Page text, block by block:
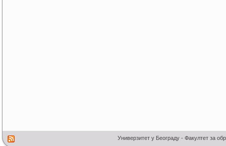
Универзитет у Београду - Факултет за